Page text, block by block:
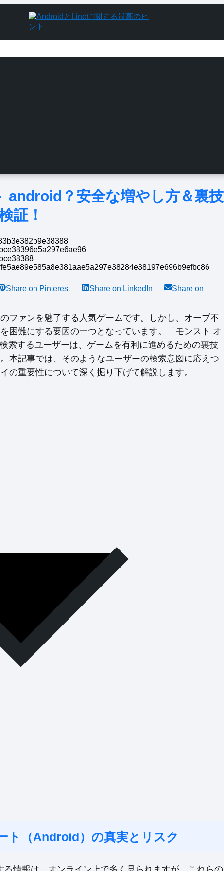
android？安全な増やし方＆裏技
証！
Share on Pinterest Share on LinkedIn
Share on
ファンを魅了する人気ゲームです。しかし、オーブ不
困難にする要因の一つとなっています。「モンスト オ
索するユーザーは、ゲームを有利に進めるための裏技
本記事では、そのようなユーザーの検索意図に応えつ
の重要性について深く掘り下げて解説します。
ト（Android）の真実とリスク